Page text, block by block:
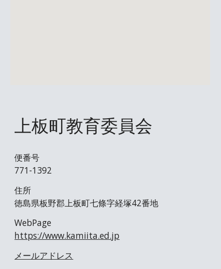
上板町教育委員会
便番号
771-1392
住所
徳島県板野郡上板町七條字経塚42番地
WebPage
https://www.kamiita.ed.jp
メールアドレス